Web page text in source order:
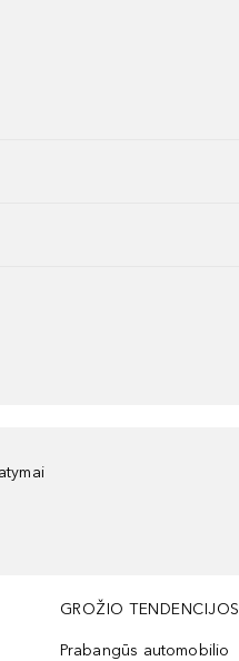
GROŽIO TENDENCIJOS
Prabangūs automobilio